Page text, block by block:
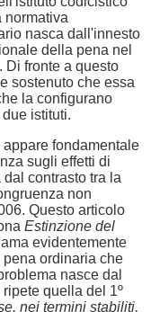
normativa
nasca dall'innesto
della pena nel
Di fronte a questo
sostenuto che essa
la configurano
istituti.
fondamentale
sugli effetti di
contrasto tra la
non
Questo articolo
Estinzione del
evidentemente
pena ordinaria che
nasce dal
quella del 1º
nei termini stabiliti,